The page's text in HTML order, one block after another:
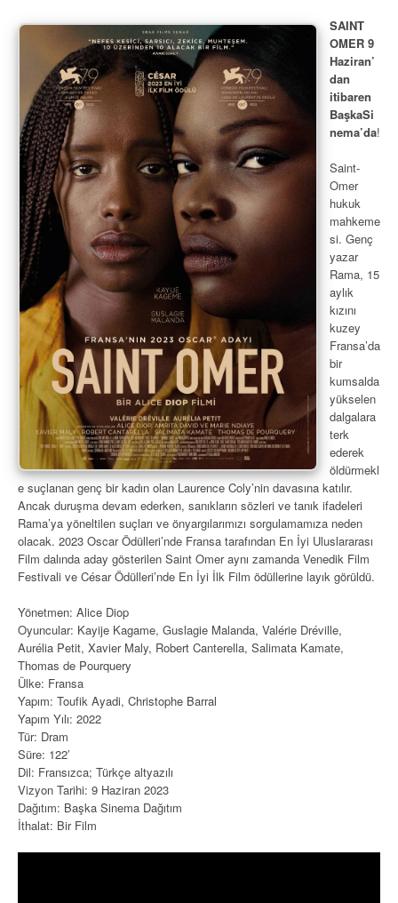
SAINT
OMER 9
Haziran’
dan
itibaren
BaşkaSi
nema’da!
Saint-
Omer
hukuk
mahkeme
si. Genç
yazar
Rama, 15
aylık
kızını
kuzey
Fransa’da
bir
kumsalda
yükselen
dalgalara
terk
ederek
öldürmekl
e suçlanan genç bir kadın olan Laurence Coly’nin davasına katılır.
Ancak duruşma devam ederken, sanıkların sözleri ve tanık ifadeleri
Rama’ya yöneltilen suçları ve önyargılarımızı sorgulamamıza neden
olacak. 2023 Oscar Ödülleri’nde Fransa tarafından En İyi Uluslararası
Film dalında aday gösterilen Saint Omer aynı zamanda Venedik Film
Festivali ve César Ödülleri’nde En İyi İlk Film ödüllerine layık görüldü.
Yönetmen: Alice Diop
Oyuncular: Kayije Kagame, Guslagie Malanda, Valérie Dréville,
Aurélia Petit, Xavier Maly, Robert Canterella, Salimata Kamate,
Thomas de Pourquery
Ülke: Fransa
Yapım: Toufik Ayadi, Christophe Barral
Yapım Yılı: 2022
Tür: Dram
Süre: 122′
Dil: Fransızca; Türkçe altyazılı
Vizyon Tarihi: 9 Haziran 2023
Dağıtım: Başka Sinema Dağıtım
İthalat: Bir Film